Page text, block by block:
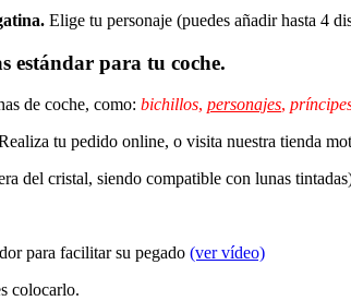
Elige tu personaje (puedes añadir hasta 4
estándar para tu coche.
de coche, como: bichillos, personajes,
tu pedido online, o visita nuestra tienda
del cristal, siendo compatible con lunas
para facilitar su pegado (ver vídeo)
colocarlo.